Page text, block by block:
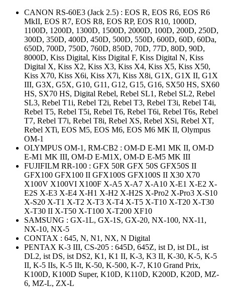
CANON RS-60E3 (Jack 2.5) : EOS R, EOS R6, EOS R6
MkII, EOS R7, EOS R8, EOS RP, EOS R10, 1000D,
1100D, 1200D, 1300D, 1500D, 2000D, 100D, 200D, 250D,
300D, 350D, 400D, 450D, 500D, 550D, 600D, 60D, 60Da,
650D, 700D, 750D, 760D, 850D, 70D, 77D, 80D, 90D,
8000D, Kiss Digital, Kiss Digital F, Kiss Digital N, Kiss
Digital X, Kiss X2, Kiss X3, Kiss X4, Kiss X5, Kiss X50,
Kiss X70, Kiss X6i, Kiss X7i, Kiss X8i, G1X, G1X II, G1X
III, G3X, G5X, G10, G11, G12, G15, G16, SX50 HS, SX60
HS, SX70 HS, Digital Rebel, Rebel SL1, Rebel SL2, Rebel
SL3, Rebel T1i, Rebel T2i, Rebel T3, Rebel T3i, Rebel T4i,
Rebel T5, Rebel T5i, Rebel T6, Rebel T6i, Rebel T6s, Rebel
T7, Rebel T7i, Rebel T8i, Rebel XS, Rebel XSi, Rebel XT,
Rebel XTi, EOS M5, EOS M6, EOS M6 MK II, Olympus
OM-1
OLYMPUS OM-1, RM-CB2 : OM-D E-M1 MK II, OM-D
E-M1 MK III, OM-D E-M1X, OM-D E-M5 MK III
FUJIFILM RR-100 : GFX 50R GFX 50S GFX50S II
GFX100 GFX100 II GFX100S GFX100S II X30 X70
X100V X100VI X100F X-A5 X-A7 X-A10 X-E1 X-E2 X-
E2S X-E3 X-E4 X-H1 X-H2 X-H2S X-Pro2 X-Pro3 X-S10
X-S20 X-T1 X-T2 X-T3 X-T4 X-T5 X-T10 X-T20 X-T30
X-T30 II X-T50 X-T100 X-T200 XF10
SAMSUNG : GX-1L, GX-1S, GX-20, NX-100, NX-11,
NX-10, NX-5
CONTAX : 645, N, N1, NX, N Digital
PENTAX K-3 III, CS-205 : 645D, 645Z, ist D, ist DL, ist
DL2, ist DS, ist DS2, K1, K1 II, K-3, K3 II, K-30, K-5, K-5
II, K-5 IIs, K-5 IIt, K-50, K-500, K-7, K10 Grand Prix,
K100D, K100D Super, K10D, K110D, K200D, K20D, MZ-
6, MZ-L, ZX-L